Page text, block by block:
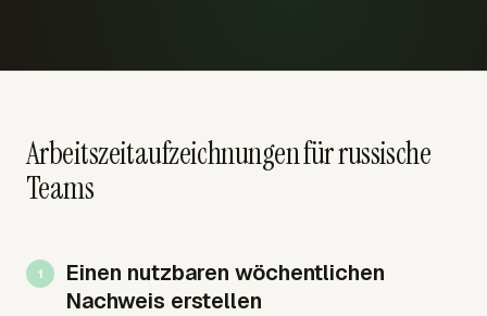
Arbeitszeitaufzeichnungen für russische
Teams
Einen nutzbaren wöchentlichen
Nachweis erstellen